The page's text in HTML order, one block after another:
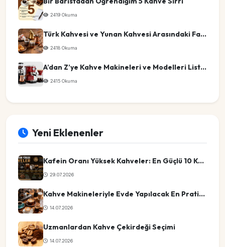
2419 Okuma
Türk Kahvesi ve Yunan Kahvesi Arasındaki Farklar
2418 Okuma
A’dan Z’ye Kahve Makineleri ve Modelleri Listesi
2415 Okuma
Yeni Eklenenler
Kafein Oranı Yüksek Kahveler: En Güçlü 10 Kahve Türü
29.07.2026
Kahve Makineleriyle Evde Yapılacak En Pratik Kahve Tarifleri
14.07.2026
Uzmanlardan Kahve Çekirdeği Seçimi
14.07.2026